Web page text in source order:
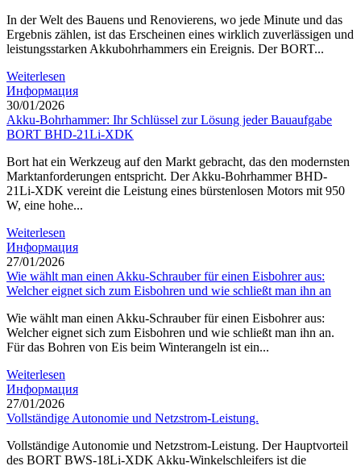
In der Welt des Bauens und Renovierens, wo jede Minute und das
Ergebnis zählen, ist das Erscheinen eines wirklich zuverlässigen und
leistungsstarken Akkubohrhammers ein Ereignis. Der BORT...
Weiterlesen
Информация
30/01/2026
Akku-Bohrhammer: Ihr Schlüssel zur Lösung jeder Bauaufgabe
BORT BHD-21Li-XDK
Bort hat ein Werkzeug auf den Markt gebracht, das den modernsten
Marktanforderungen entspricht. Der Akku-Bohrhammer BHD-
21Li-XDK vereint die Leistung eines bürstenlosen Motors mit 950
W, eine hohe...
Weiterlesen
Информация
27/01/2026
Wie wählt man einen Akku-Schrauber für einen Eisbohrer aus:
Welcher eignet sich zum Eisbohren und wie schließt man ihn an
Wie wählt man einen Akku-Schrauber für einen Eisbohrer aus:
Welcher eignet sich zum Eisbohren und wie schließt man ihn an.
Für das Bohren von Eis beim Winterangeln ist ein...
Weiterlesen
Информация
27/01/2026
Vollständige Autonomie und Netzstrom-Leistung.
Vollständige Autonomie und Netzstrom-Leistung. Der Hauptvorteil
des BORT BWS-18Li-XDK Akku-Winkelschleifers ist die